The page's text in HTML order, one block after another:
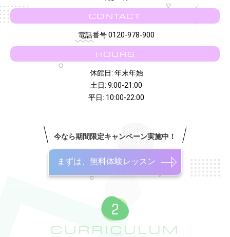
CONTACT
電話番号 0120-978-900
HOURS
休館日: 年末年始
土日: 9:00-21:00
平日: 10:00-22:00
今なら期間限定キャンペーン実施中！
まずは、無料体験レッスン
CURRICULUM